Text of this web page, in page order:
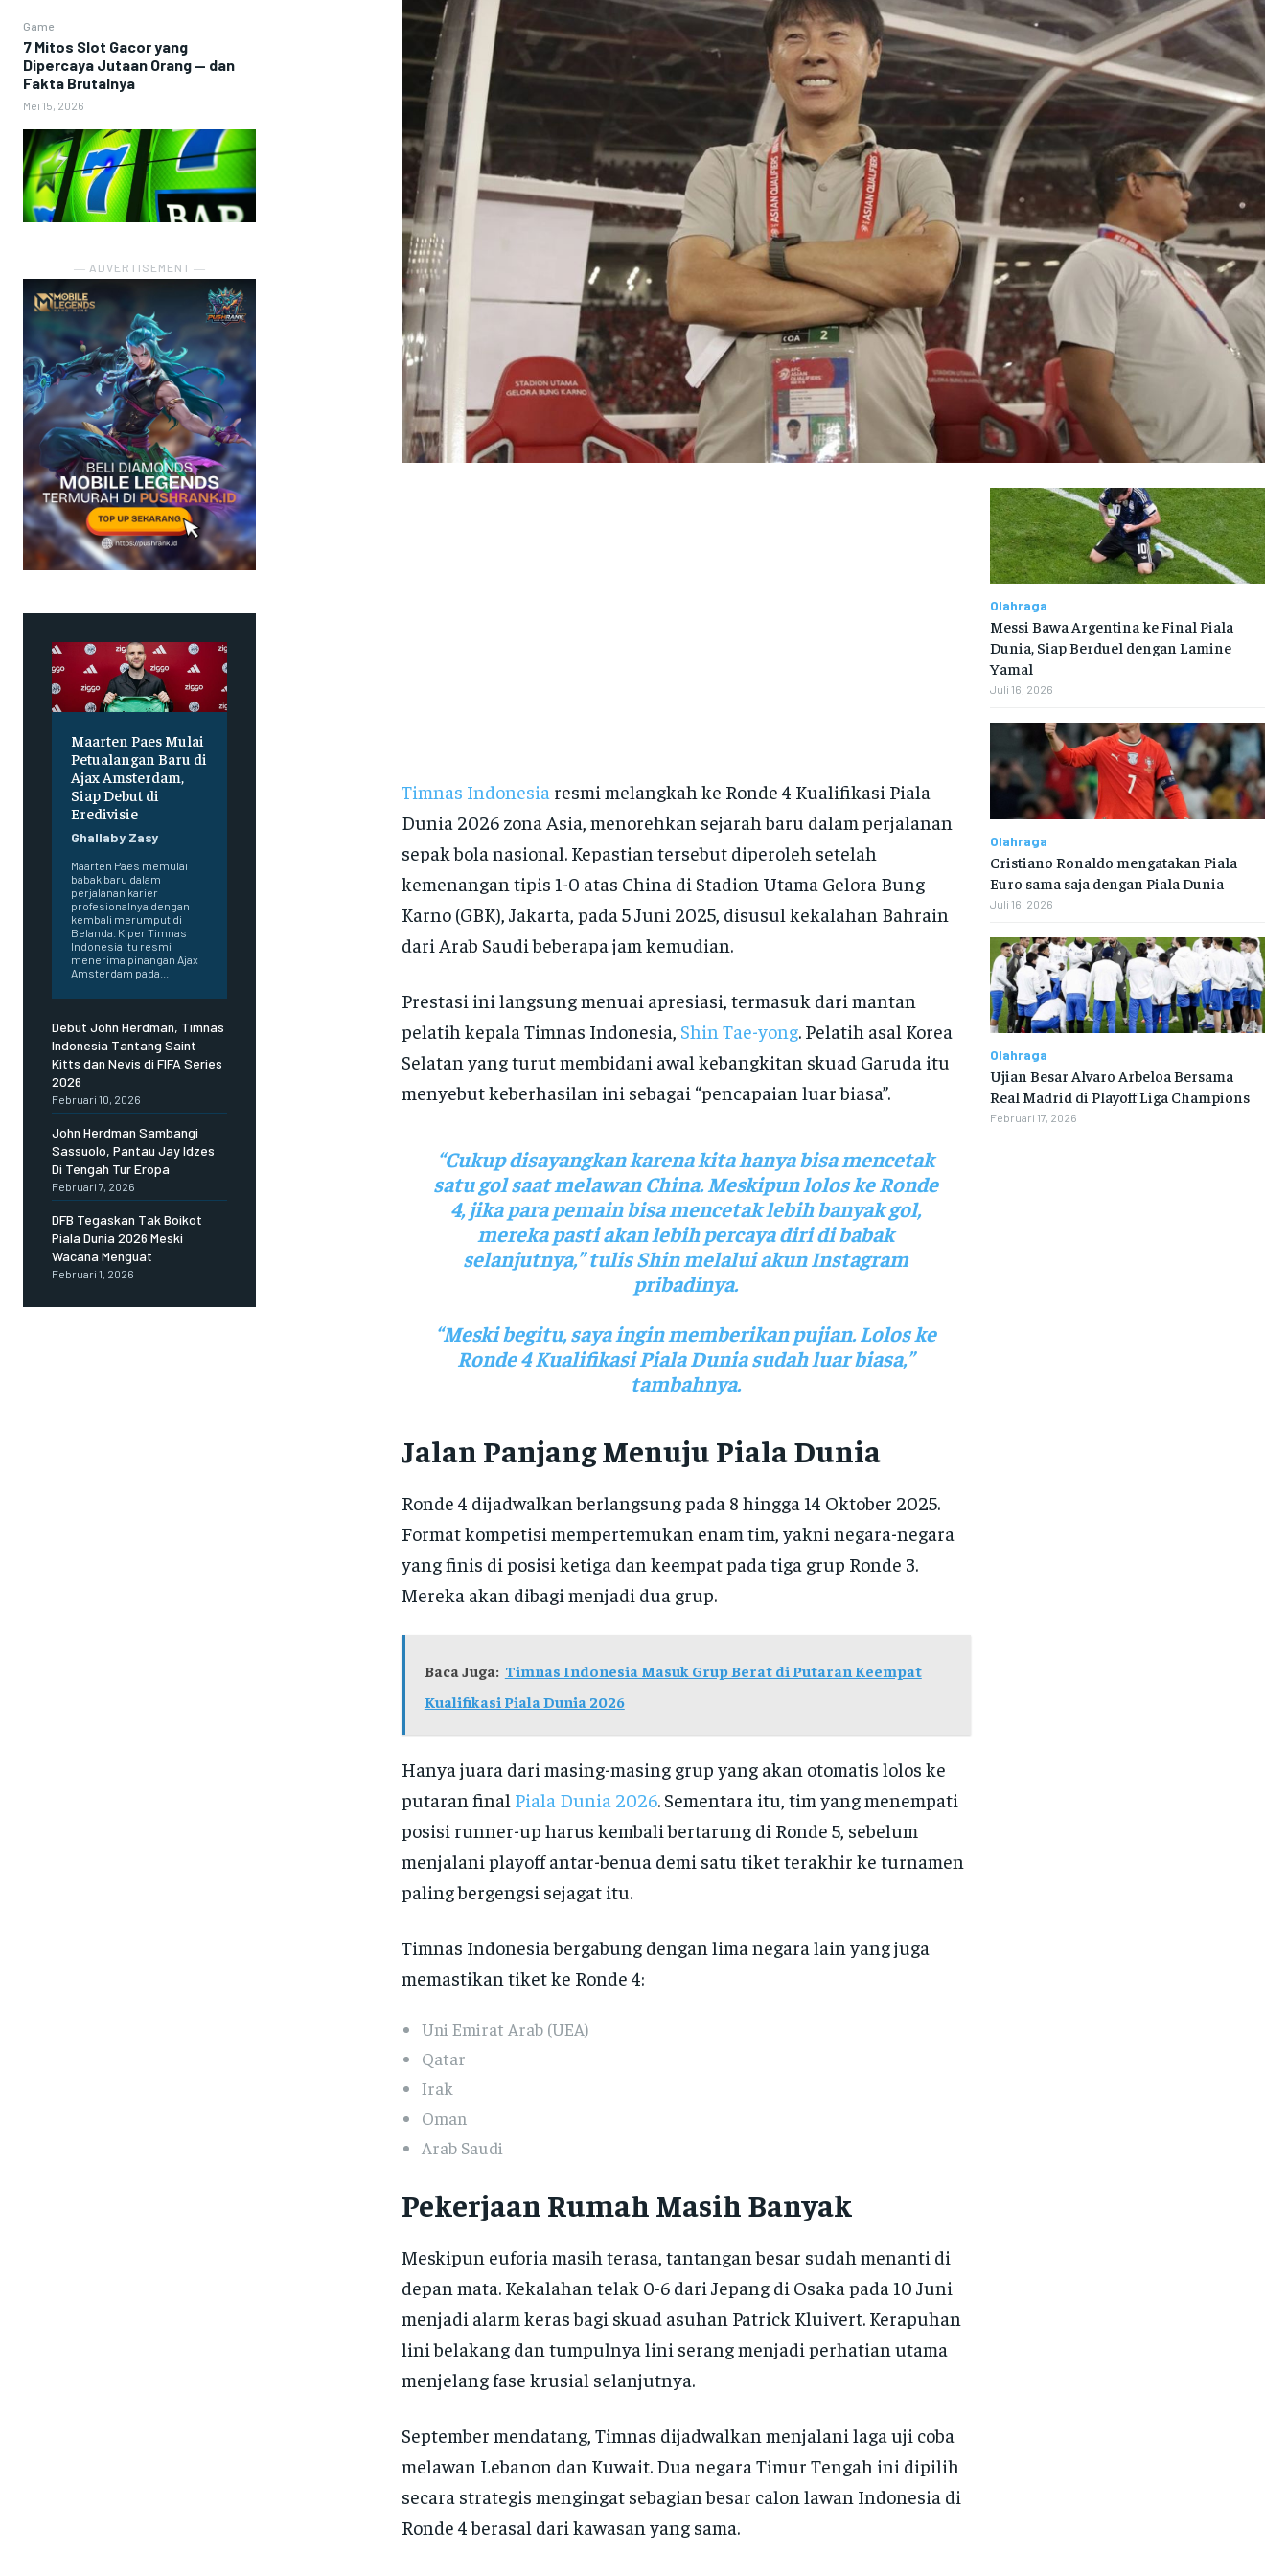
Game
7 Mitos Slot Gacor yang
Dipercaya Jutaan Orang — dan
Fakta Brutalnya
Mei 15, 2026
― ADVERTISEMENT ―
Maarten Paes Mulai
Petualangan Baru di
Ajax Amsterdam,
Siap Debut di
Eredivisie
Ghallaby Zasy
Maarten Paes memulai
babak baru dalam
perjalanan karier
profesionalnya dengan
kembali merumput di
Belanda. Kiper Timnas
Indonesia itu resmi
menerima pinangan Ajax
Amsterdam pada...
Debut John Herdman, Timnas
Indonesia Tantang Saint
Kitts dan Nevis di FIFA Series
2026
Februari 10, 2026
John Herdman Sambangi
Sassuolo, Pantau Jay Idzes
Di Tengah Tur Eropa
Februari 7, 2026
DFB Tegaskan Tak Boikot
Piala Dunia 2026 Meski
Wacana Menguat
Februari 1, 2026
Timnas Indonesia resmi melangkah ke Ronde 4 Kualifikasi Piala
Dunia 2026 zona Asia, menorehkan sejarah baru dalam perjalanan
sepak bola nasional. Kepastian tersebut diperoleh setelah
kemenangan tipis 1-0 atas China di Stadion Utama Gelora Bung
Karno (GBK), Jakarta, pada 5 Juni 2025, disusul kekalahan Bahrain
dari Arab Saudi beberapa jam kemudian.
Prestasi ini langsung menuai apresiasi, termasuk dari mantan
pelatih kepala Timnas Indonesia, Shin Tae-yong. Pelatih asal Korea
Selatan yang turut membidani awal kebangkitan skuad Garuda itu
menyebut keberhasilan ini sebagai “pencapaian luar biasa”.
“Cukup disayangkan karena kita hanya bisa mencetak
satu gol saat melawan China. Meskipun lolos ke Ronde
4, jika para pemain bisa mencetak lebih banyak gol,
mereka pasti akan lebih percaya diri di babak
selanjutnya,” tulis Shin melalui akun Instagram
pribadinya.
“Meski begitu, saya ingin memberikan pujian. Lolos ke
Ronde 4 Kualifikasi Piala Dunia sudah luar biasa,”
tambahnya.
Jalan Panjang Menuju Piala Dunia
Ronde 4 dijadwalkan berlangsung pada 8 hingga 14 Oktober 2025.
Format kompetisi mempertemukan enam tim, yakni negara-negara
yang finis di posisi ketiga dan keempat pada tiga grup Ronde 3.
Mereka akan dibagi menjadi dua grup.
Baca Juga: Timnas Indonesia Masuk Grup Berat di Putaran Keempat
Kualifikasi Piala Dunia 2026
Hanya juara dari masing-masing grup yang akan otomatis lolos ke
putaran final Piala Dunia 2026. Sementara itu, tim yang menempati
posisi runner-up harus kembali bertarung di Ronde 5, sebelum
menjalani playoff antar-benua demi satu tiket terakhir ke turnamen
paling bergengsi sejagat itu.
Timnas Indonesia bergabung dengan lima negara lain yang juga
memastikan tiket ke Ronde 4:
Uni Emirat Arab (UEA)
Qatar
Irak
Oman
Arab Saudi
Pekerjaan Rumah Masih Banyak
Meskipun euforia masih terasa, tantangan besar sudah menanti di
depan mata. Kekalahan telak 0-6 dari Jepang di Osaka pada 10 Juni
menjadi alarm keras bagi skuad asuhan Patrick Kluivert. Kerapuhan
lini belakang dan tumpulnya lini serang menjadi perhatian utama
menjelang fase krusial selanjutnya.
September mendatang, Timnas dijadwalkan menjalani laga uji coba
melawan Lebanon dan Kuwait. Dua negara Timur Tengah ini dipilih
secara strategis mengingat sebagian besar calon lawan Indonesia di
Ronde 4 berasal dari kawasan yang sama.
Olahraga
Messi Bawa Argentina ke Final Piala
Dunia, Siap Berduel dengan Lamine
Yamal
Juli 16, 2026
Olahraga
Cristiano Ronaldo mengatakan Piala
Euro sama saja dengan Piala Dunia
Juli 16, 2026
Olahraga
Ujian Besar Alvaro Arbeloa Bersama
Real Madrid di Playoff Liga Champions
Februari 17, 2026